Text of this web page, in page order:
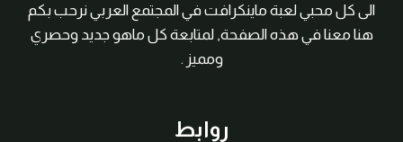
الى كل محبي لعبة ماينكرافت في المجتمع العربي نرحب بكم
هنا معنا في هذه الصفحة, لمتابعة كل ماهو جديد وحصري
ومميز .
روابط